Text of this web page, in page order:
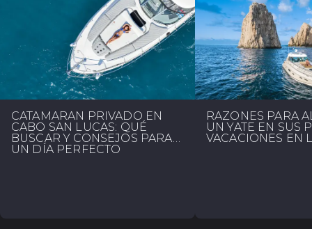
CATAMARÁN PRIVADO EN
CABO SAN LUCAS: QUÉ
BUSCAR Y CONSEJOS PARA
UN DÍA PERFECTO
RAZONES PARA
UN YATE EN SUS
VACACIONES EN